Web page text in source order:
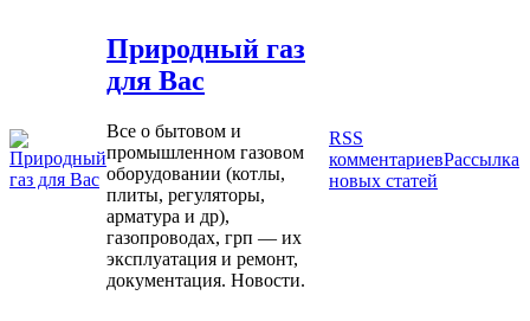
Природный газ
для Вас
Все о бытовом и
промышленном газовом
оборудовании (котлы,
плиты, регуляторы,
арматура и др),
газопроводах, грп — их
эксплуатация и ремонт,
документация. Новости.
RSS
комментариевРассылка
новых статей